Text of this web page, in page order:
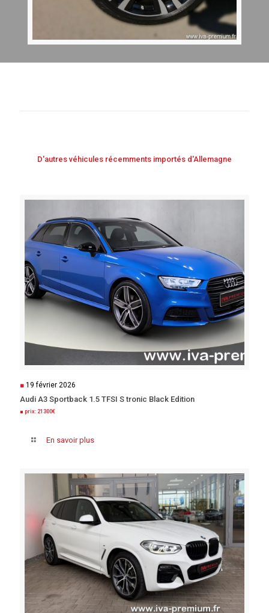
D'autres véhicules récemments importés d'Allemagne
■ 19 février 2026
Audi A3 Sportback 1.5 TFSI S tronic Black Edition
■ prix: 21300€
En savoir plus